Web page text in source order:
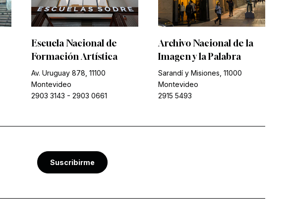
Escuela Nacional de
Formación Artística
Av. Uruguay 878, 11100
Montevideo
2903 3143 - 2903 0661
Archivo Nacional de la
Imagen y la Palabra
Sarandí y Misiones, 11000
Montevideo
2915 5493
Suscribirme